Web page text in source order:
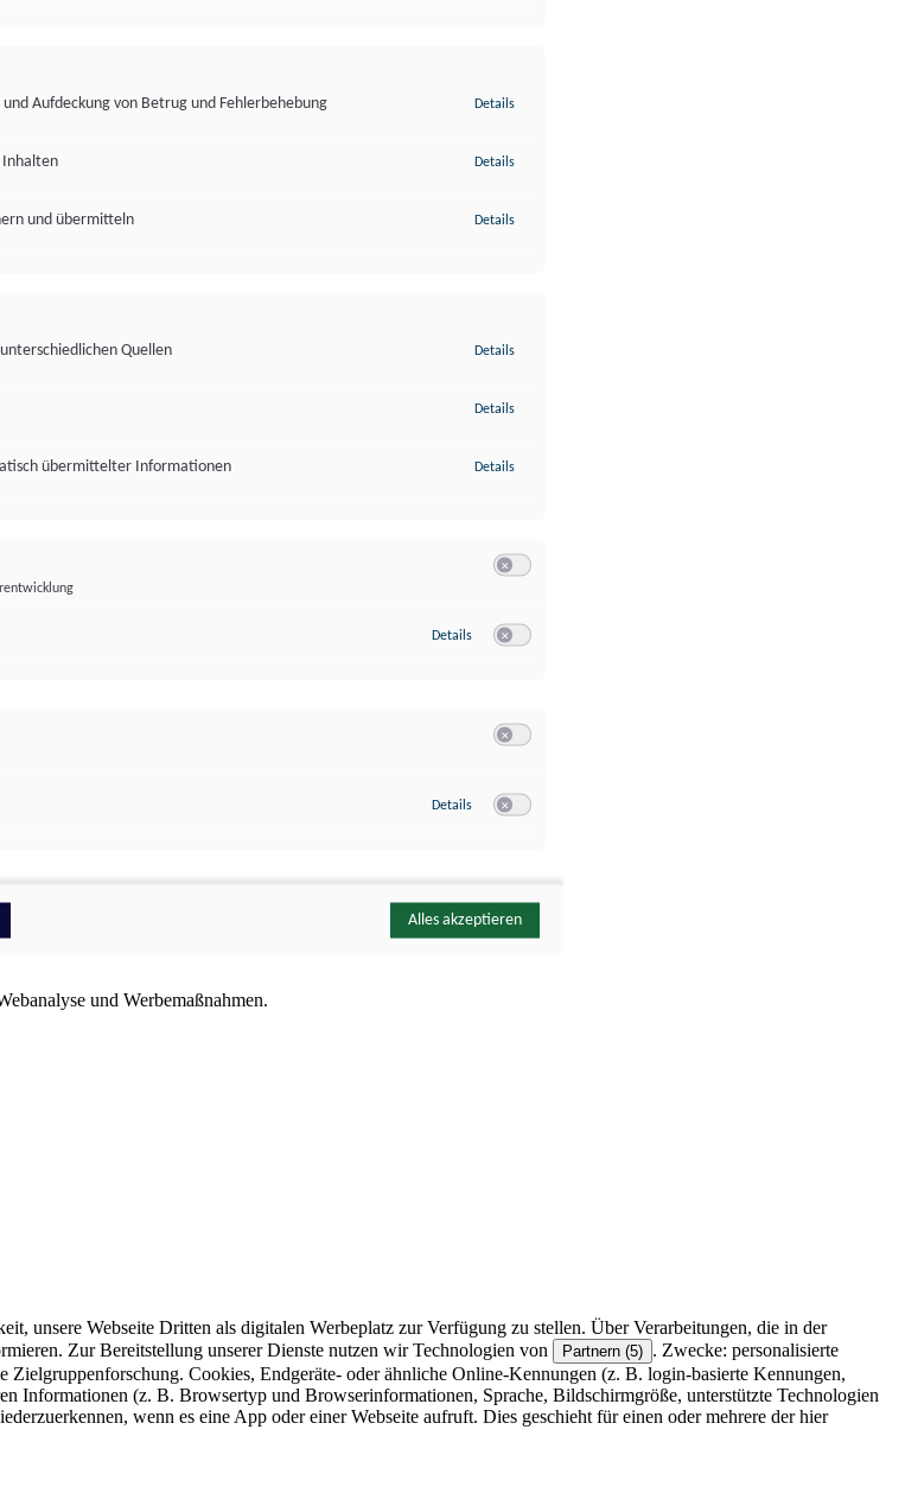
und Werbemaßnahmen.
unsere Webseite Dritten als digitalen Werbeplatz zur Verfügung zu stellen. Über Verarbeitungen, die in der
Zur Bereitstellung unserer Dienste nutzen wir Technologien von Partnern (5) . Zwecke: personalisierte
Cookies, Endgeräte- oder ähnliche Online-Kennungen (z. B. login-basierte Kennungen,
Informationen (z. B. Browsertyp und Browserinformationen, Sprache, Bildschirmgröße, unterstützte Technologien
wenn es eine App oder einer Webseite aufruft. Dies geschieht für einen oder mehrere der hier
Aufdeckung von Betrug und Fehlerbehebung
Details
Inhalten Details
und übermitteln Details
Quellen
Details
Details
übermittelter Informationen Details
Details zu Google Analytics
Details zu YouTube
Alles akzeptieren